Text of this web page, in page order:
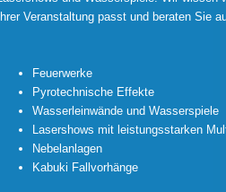
Ihrer Veranstaltung passt und beraten Sie
Feuerwerke
Pyrotechnische Effekte
Wasserleinwände und Wasserspiele
Lasershows mit leistungsstarken
Nebelanlagen
Kabuki Fallvorhänge